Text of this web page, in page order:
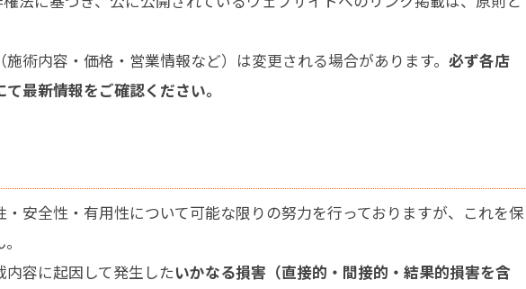
術内容・価格・営業情報など）は変更される場合があります。 必ず各店
最新情報をご確認ください。
安全性・有用性について可能な限りの努力を行っておりますが、これを保
容に起因して発生したいかなる損害（直接的・間接的・結果的損害を含